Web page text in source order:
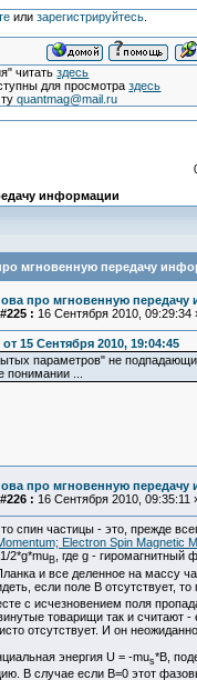
или зарегистрируйтесь.
читатьздесь
для просмотраздесь
quantmag@mail.ru
информации
мгновенную передачу
про мгновенную
: 16 Сентября 2010, 09:29:34
15 Сентября 2010, 19:04:45
параметров" не
...
про мгновенную
: 16 Сентября 2010, 09:35:11
спин частицы - это, прежде
Electron Spin Magnetic
2*g*muB, где g - гиромагнитный
и все деленное на массу
если поле В отсутствует,
с исчезновением поля
товарищи так и считают
отсутствует. И он
энергия U = -mus*B,
В случае если В=0 этот